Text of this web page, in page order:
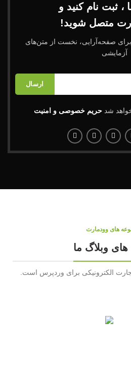
ثبت نام کنید و
متصل شوید!
صفحه‌آرایی، نخست از متن‌های
آزمایشی
خواهد شدحریم خصوصی و امنیت
های وودمارت
وبلاگ ما
الکترونیکی برای وردپرس است.